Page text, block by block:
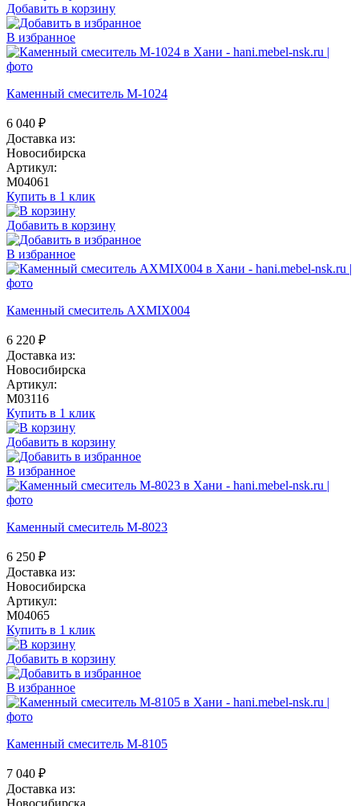
Добавить в корзину
В избранное
Каменный смеситель М-1024
6 040 ₽
Доставка из:
Новосибирска
Артикул:
M04061
Купить в 1 клик
Добавить в корзину
В избранное
Каменный смеситель AXMIX004
6 220 ₽
Доставка из:
Новосибирска
Артикул:
M03116
Купить в 1 клик
Добавить в корзину
В избранное
Каменный смеситель М-8023
6 250 ₽
Доставка из:
Новосибирска
Артикул:
M04065
Купить в 1 клик
Добавить в корзину
В избранное
Каменный смеситель М-8105
7 040 ₽
Доставка из:
Новосибирска